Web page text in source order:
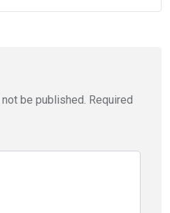
be published. Required